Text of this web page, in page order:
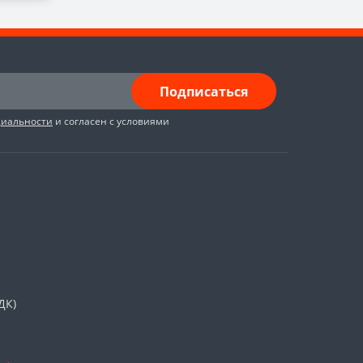
Подписаться
и согласен с условиями